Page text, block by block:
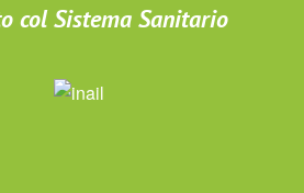
col Sistema Sanitario